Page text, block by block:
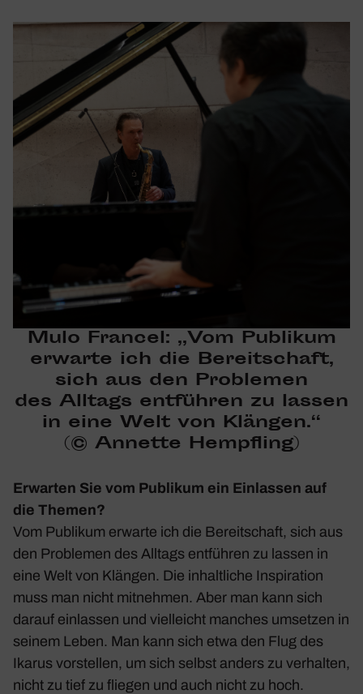
Mulo Francel: „Vom Publikum
erwarte ich die Bereit­schaft,
sich aus den Problemen
des Alltags entführen zu lassen
in eine Welt von Klängen.“
(© Annette Hempf­ling)
Erwarten Sie vom Publikum ein Einlassen auf
die Themen?
Vom Publikum erwarte ich die Bereit­schaft, sich aus
den Problemen des Alltags entführen zu lassen in
eine Welt von Klängen. Die inhalt­liche Inspi­ra­tion
muss man nicht mitnehmen. Aber man kann sich
darauf einlassen und viel­leicht manches umsetzen in
seinem Leben. Man kann sich etwa den Flug des
Ikarus vorstellen, um sich selbst anders zu verhalten,
nicht zu tief zu fliegen und auch nicht zu hoch.